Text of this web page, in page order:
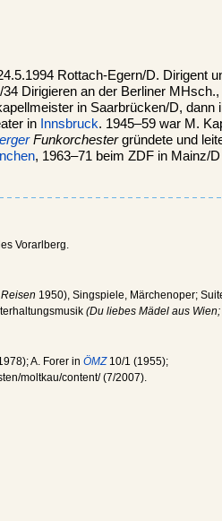
Rottach-Egern/D. Dirigent
34 Dirigieren an der Berliner
in Saarbrücken/D, dann
in Innsbruck. 1945–59 war M.
Funkorchestergründete und
, 1963–71 beim ZDF in Mainz/
Vorarlberg.
1950), Singspiele, Märchenoper;
(Du liebes Mädel aus
A. Forer in ÖMZ10/1 (1955);
moltkau/content/ (7/2007).